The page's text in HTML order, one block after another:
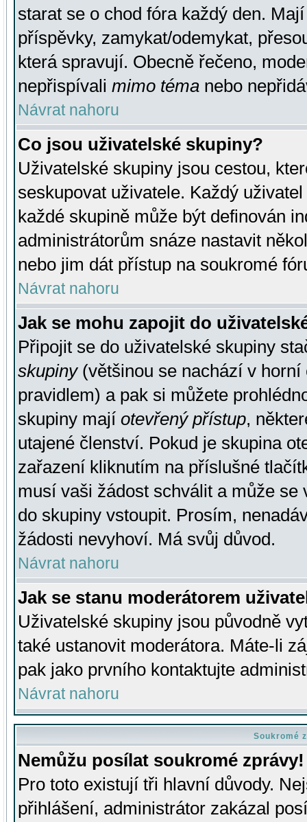
starat se o chod fóra každý den.
příspěvky, zamykat/odemykat,
která spravují. Obecně řečeno,
nepřispívali mimo téma nebo
Návrat nahoru
Co jsou uživatelské skupiny?
Uživatelské skupiny jsou cestou,
seskupovat uživatele. Každý
každé skupině může být definován
administrátorům snáze nastavit
nebo jim dát přístup na soukromé
Návrat nahoru
Jak se mohu zapojit do
Připojit se do uživatelské skupiny
skupiny(většinou se nachází v horní
pravidlem) a pak si můžete
skupiny mají otevřený přístup,
utajené členství. Pokud je skupina
zařazení kliknutím na příslušné
musí vaši žádost schválit a může se
do skupiny vstoupit. Prosím,
žádosti nevyhoví. Má svůj důvod.
Návrat nahoru
Jak se stanu moderátorem
Uživatelské skupiny jsou původně
také ustanovit moderátora. Máte-li
pak jako prvního kontaktujte
Návrat nahoru
Soukromé
Nemůžu posílat soukromé zprávy!
Pro toto existují tři hlavní důvody.
přihlášení, administrátor zakázal